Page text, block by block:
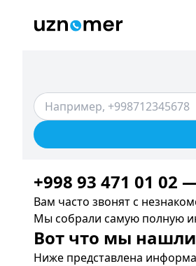
+998 93 471 01 02
Вам часто звонят с
Мы собрали самую полную
Вот что мы нашли
Ниже представлена